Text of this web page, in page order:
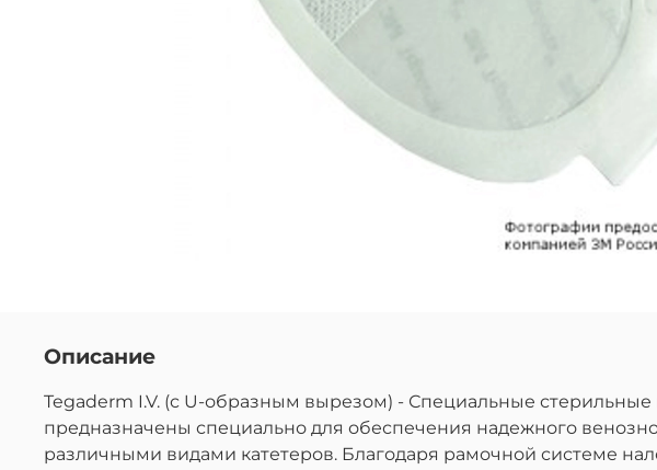
Описание
Tegaderm I.V. (с U-образным вырезом) - Специальные
предназначены специально для обеспечения надежного
различными видами катетеров. Благодаря рамочной системе